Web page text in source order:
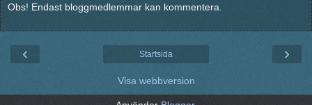
Obs! Endast bloggmedlemmar kan kommentera.
‹ ›
Startsida
Visa webbversion